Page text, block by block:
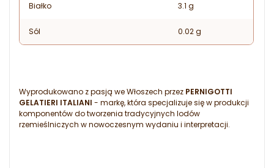
Białko 3.1 g
Sól 0.02 g
Wyprodukowano z pasją we Włoszech przez PERNIGOTTI
GELATIERI ITALIANI - markę, która specjalizuje się w produkcji
komponentów do tworzenia tradycyjnych lodów
rzemieślniczych w nowoczesnym wydaniu i interpretacji.